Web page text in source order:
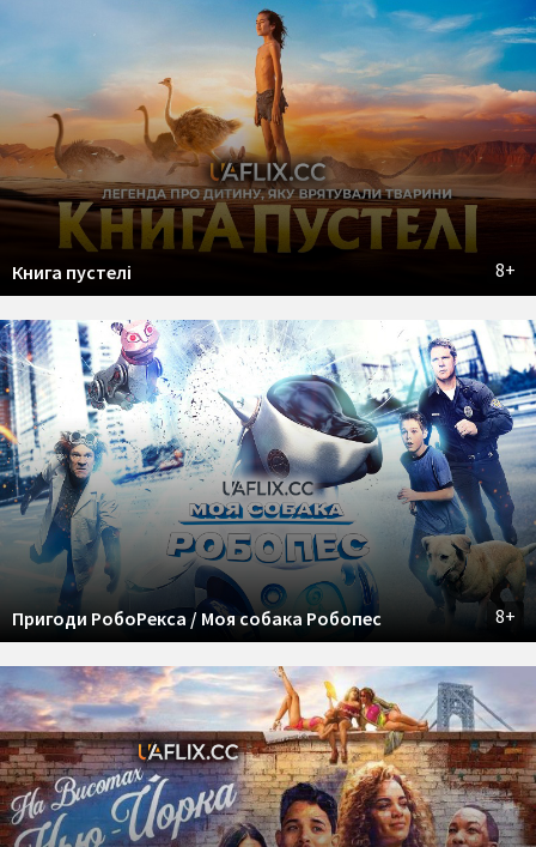
8+
Книга пустелі
8+
Пригоди РобоРекса / Моя собака Робопес